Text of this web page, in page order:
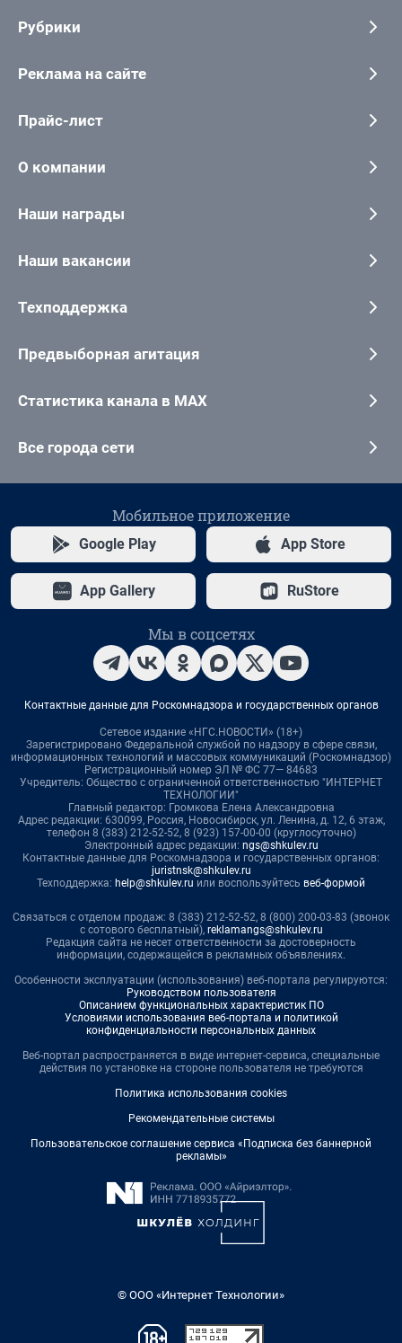
Рубрики
Реклама на сайте
Прайс-лист
О компании
Наши награды
Наши вакансии
Техподдержка
Предвыборная агитация
Статистика канала в MAX
Все города сети
Мобильное приложение
Google Play App Store
App Gallery RuStore
Мы в соцсетях
Контактные данные для Роскомнадзора и государственных органов
Сетевое издание «НГС.НОВОСТИ» (18+)
Зарегистрировано Федеральной службой по надзору в сфере связи,
информационных технологий и массовых коммуникаций (Роскомнадзор)
Регистрационный номер ЭЛ № ФС 77— 84683
Учредитель: Общество с ограниченной ответственностью "ИНТЕРНЕТ
ТЕХНОЛОГИИ"
Главный редактор: Громкова Елена Александровна
Адрес редакции: 630099, Россия, Новосибирск, ул. Ленина, д. 12, 6 этаж,
телефон 8 (383) 212-52-52, 8 (923) 157-00-00 (круглосуточно)
Электронный адрес редакции: ngs@shkulev.ru
Контактные данные для Роскомнадзора и государственных органов:
juristnsk@shkulev.ru
Техподдержка: help@shkulev.ru или воспользуйтесь веб-формой
Связаться с отделом продаж: 8 (383) 212-52-52, 8 (800) 200-03-83 (звонок
с сотового бесплатный), reklamangs@shkulev.ru
Редакция сайта не несет ответственности за достоверность
информации, содержащейся в рекламных объявлениях.
Особенности эксплуатации (использования) веб-портала регулируются:
Руководством пользователя
Описанием функциональных характеристик ПО
Условиями использования веб-портала и политикой
конфиденциальности персональных данных
Веб-портал распространяется в виде интернет-сервиса, специальные
действия по установке на стороне пользователя не требуются
Политика использования cookies
Рекомендательные системы
Пользовательское соглашение сервиса «Подписка без баннерной
рекламы»
© ООО «Интернет Технологии»